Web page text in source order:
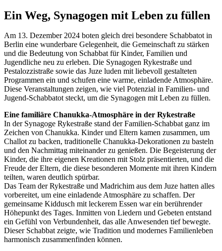
Ein Weg, Synagogen mit Leben zu füllen
Am 13. Dezember 2024 boten gleich drei besondere Schabbatot in
Berlin eine wunderbare Gelegenheit, die Gemeinschaft zu stärken
und die Bedeutung von Schabbat für Kinder, Familien und
Jugendliche neu zu erleben. Die Synagogen Rykestraße und
Pestalozzistraße sowie das Juze luden mit liebevoll gestalteten
Programmen ein und schufen eine warme, einladende Atmosphäre.
Diese Veranstaltungen zeigen, wie viel Potenzial in Familien- und
Jugend-Schabbatot steckt, um die Synagogen mit Leben zu füllen.
Eine familiäre Chanukka-Atmosphäre in der Rykestraße
In der Synagoge Rykestraße stand der Familien-Schabbat ganz im
Zeichen von Chanukka. Kinder und Eltern kamen zusammen, um
Challot zu backen, traditionelle Chanukka-Dekorationen zu basteln
und den Nachmittag miteinander zu genießen. Die Begeisterung der
Kinder, die ihre eigenen Kreationen mit Stolz präsentierten, und die
Freude der Eltern, die diese besonderen Momente mit ihren Kindern
teilten, waren deutlich spürbar.
Das Team der Rykestraße und Madrichim aus dem Juze hatten alles
vorbereitet, um eine einladende Atmosphäre zu schaffen. Der
gemeinsame Kiddusch mit leckerem Essen war ein berührender
Höhepunkt des Tages. Inmitten von Liedern und Gebeten entstand
ein Gefühl von Verbundenheit, das alle Anwesenden tief bewegte.
Dieser Schabbat zeigte, wie Tradition und modernes Familienleben
harmonisch zusammenfinden können.